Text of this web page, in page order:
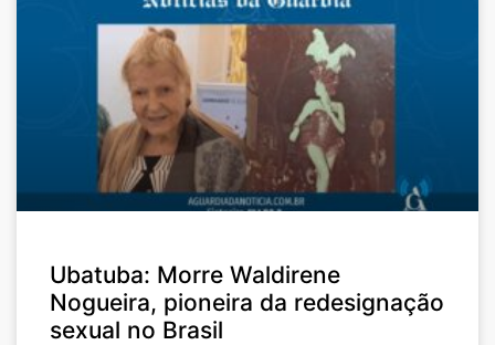
Ubatuba: Morre Waldirene
Nogueira, pioneira da redesignação
sexual no Brasil